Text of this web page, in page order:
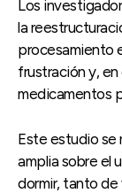
Los
la
procesamiento
frustración y, en
medicamentos
Este estudio se
amplia sobre el
dormir, tanto